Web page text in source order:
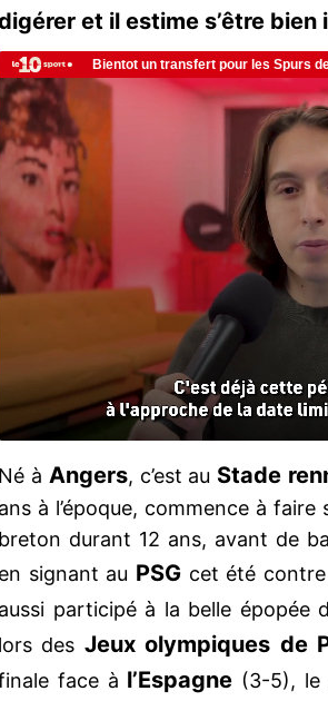
et il estime s’être
Né à Angers, c’est au Stade
ans à l’époque, commence à
breton durant 12 ans, avant de
en signant au PSG cet été
aussi participé à la belle épopée
lors des Jeux olympiques de
face à l’Espagne (3-5), le